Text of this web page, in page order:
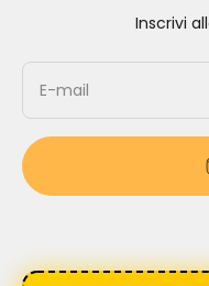
Inscrivi
E-mail